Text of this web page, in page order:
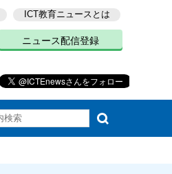
ICT教育ニュースとは
ニュース配信登録